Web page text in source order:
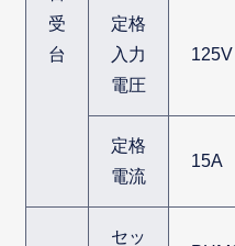
受
台
定格
入力
電圧
125V
定格
電流
15A
セッ